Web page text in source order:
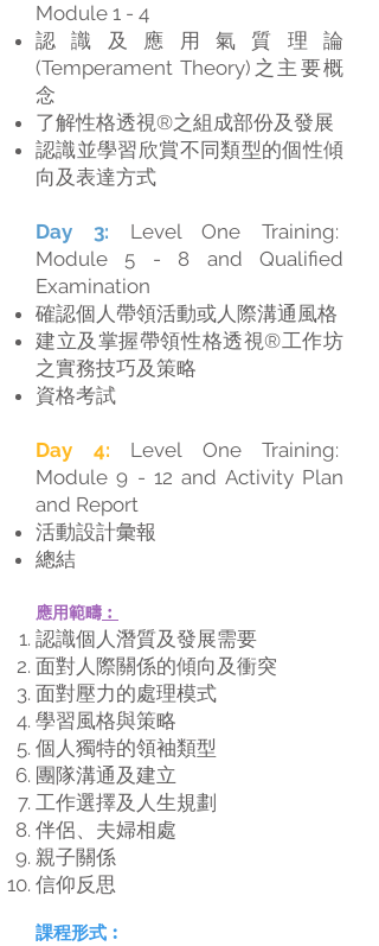
Module 1 - 4
認識及應用氣質理論
(Temperament Theory)之主要概
念
了解性格透視®之組成部份及發展
認識並學習欣賞不同類型的個性傾
向及表達方式
Day 3: Level One Training:
Module 5 - 8 and Qualified
Examination
確認個人帶領活動或人際溝通風格
建立及掌握帶領性格透視®工作坊
之實務技巧及策略
資格考試
Day 4: Level One Training:
Module 9 - 12 and Activity Plan
and Report
活動設計彙報
總結
應用範疇 ︰
認識個人潛質及發展需要
面對人際關係的傾向及衝突
面對壓力的處理模式
學習風格與策略
個人獨特的領袖類型
團隊溝通及建立
工作選擇及人生規劃
伴侶、夫婦相處
親子關係
信仰反思
課程形式︰